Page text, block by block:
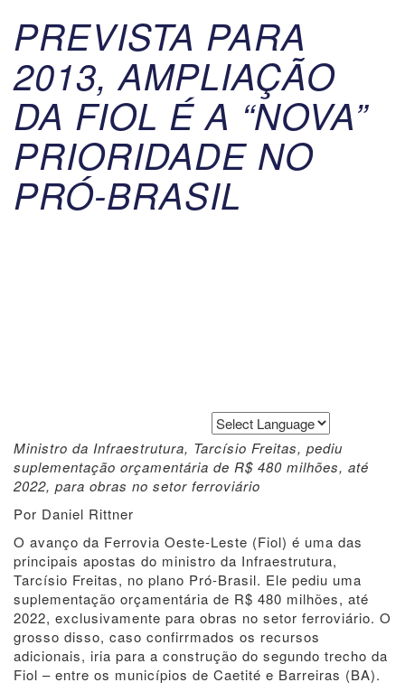
PREVISTA PARA
2013, AMPLIAÇÃO
DA FIOL É A “NOVA”
PRIORIDADE NO
PRÓ-BRASIL
Powered by Translate
Ministro da Infraestrutura, Tarcísio Freitas, pediu
suplementação orçamentária de R$ 480 milhões, até
2022, para obras no setor ferroviário
Por Daniel Rittner
O avanço da Ferrovia Oeste-Leste (Fiol) é uma das
principais apostas do ministro da Infraestrutura,
Tarcísio Freitas, no plano Pró-Brasil. Ele pediu uma
suplementação orçamentária de R$ 480 milhões, até
2022, exclusivamente para obras no setor ferroviário. O
grosso disso, caso confirrmados os recursos
adicionais, iria para a construção do segundo trecho da
Fiol – entre os municípios de Caetité e Barreiras (BA).